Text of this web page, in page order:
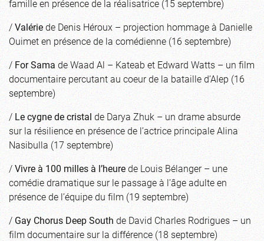
famille en présence de la réalisatrice (15 septembre)
/Valériede Denis Héroux – projection hommage à Danielle
Ouimet en présence de la comédienne (16 septembre)
/For Samade Waad Al – Kateab et Edward Watts – un film
documentaire percutant au coeur de la bataille d’Alep (16
septembre)
/Le cygne de cristalde Darya Zhuk – un drame absurde
sur la résilience en présence de l’actrice principale Alina
Nasibulla (17 septembre)
/Vivre à 100 milles à l’heurede Louis Bélanger – une
comédie dramatique sur le passage à l’âge adulte en
présence de l’équipe du film (19 septembre)
/Gay Chorus Deep Southde David Charles Rodrigues – un
film documentaire sur la différence (18 septembre)